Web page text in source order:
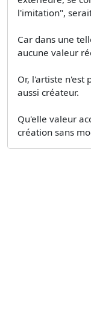
l'imitation",
Car dans une
aucune valeur
Or, l'artiste n'est
aussi créateur.
Qu'elle valeur
création sans